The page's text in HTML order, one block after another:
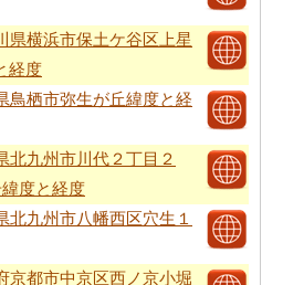
県横浜市保土ケ谷区上星
経度
鳥栖市弥生が丘緯度と経
北九州市川代２丁目２
度と経度
北九州市八幡西区穴生１
京都市中京区西ノ京小堀